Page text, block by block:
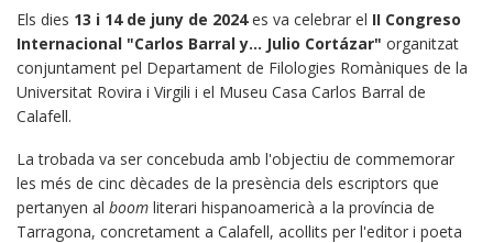
Els dies 13 i 14 de juny de 2024es va celebrar el II Congreso
Internacional "Carlos Barral y... Julio Cortázar" organitzat
conjuntament pel Departament de Filologies Romàniques de la
Universitat Rovira i Virgili i el Museu Casa Carlos Barral de
Calafell.
La trobada va ser concebuda amb l'objectiu de commemorar
les més de cinc dècades de la presència dels escriptors que
pertanyen al boom literari hispanoamericà a la província de
Tarragona, concretament a Calafell, acollits per l'editor i poeta